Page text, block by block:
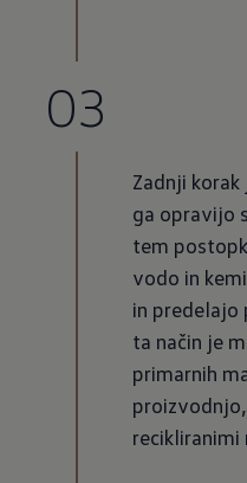
03
Zadnji
ga opravijo
tem
vodo in
in predelajo
ta način je
primarnih
recikliranimi